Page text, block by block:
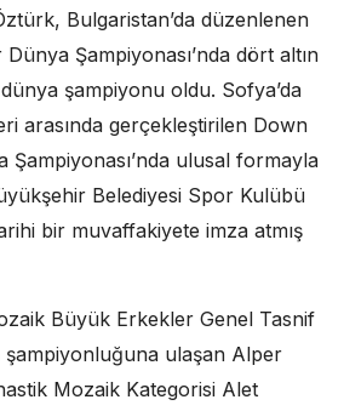
Bulgaristan’da düzenlenen
Şampiyonası’nda dört altın
şampiyonu oldu. Sofya’da
arasında gerçekleştirilen Down
ulusal formayla
Belediyesi Spor Kulübü
bir muvaffakiyete imza atmış
Büyük Erkekler Genel Tasnif
şampiyonluğuna ulaşan Alper
Mozaik Kategorisi Alet